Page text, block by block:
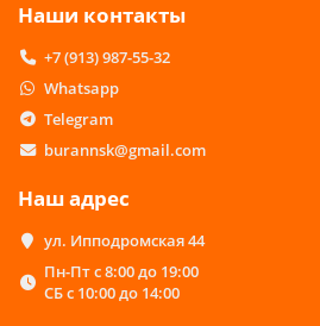
Наши контакты
+7 (913) 987-55-32
Whatsapp
Telegram
burannsk@gmail.com
Наш адрес
ул. Ипподромская 44
Пн-Пт с 8:00 до 19:00
СБ с 10:00 до 14:00